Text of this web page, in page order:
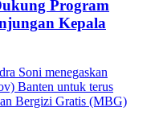
Program
Kepala
Soni menegaskan
Banten untuk terus
Bergizi Gratis (MBG)